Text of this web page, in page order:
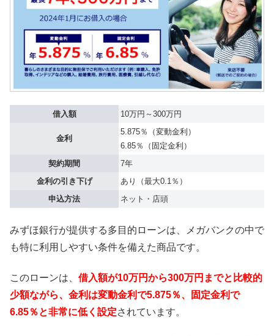
借入額 10万円～300万円
金利
5.875％（変動金利）
6.85％（固定金利）
契約期間
7年
金利の引き下げ
あり（最大0.1％）
申込方法
ネット・店頭
みずほ銀行が提供する多目的ローンは、メガバンクの中で
も特に利用しやすい条件を備えた商品です。
このローンは、 借入額が10万円から300万円までと比較的
少額ながら、金利は変動金利で5.875％、固定金利で
6.85％と非常に低く設定されています。